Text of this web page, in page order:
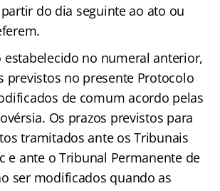
do dia seguinte ao ato ou
estabelecido no numeral anterior,
previstos no presente Protocolo
de comum acordo pelas
Os prazos previstos para
tramitados ante os Tribunais
e ante o Tribunal Permanente de
ser modificados quando as